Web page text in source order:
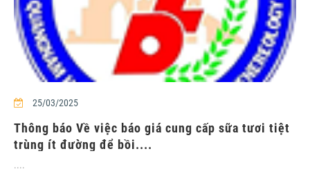
25/03/2025
Thông báo Về việc báo giá cung cấp sữa tươi tiệt
trùng ít đường để bồi....
....